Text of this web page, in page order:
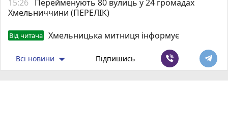
15:26
Перейменують 80 вулиць у 24 громадах
Хмельниччини (ПЕРЕЛІК)
Від читача Хмельницька митниця інформує
Всі новини Підпишись